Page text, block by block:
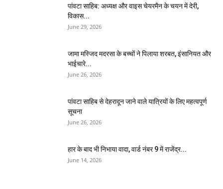
पांवटा साहिब: अध्यक्ष और वाइस चेयरमैन के चयन में देरी,
विकास...
June 29, 2026
जामा मस्जिद मदरसा के बच्चों ने पिलाया शरबत, इंसानियत और
भाईचारे...
June 26, 2026
पांवटा साहिब से देहरादून जाने वाले यात्रियों के लिए महत्वपूर्ण
सूचना
June 26, 2026
हार के बाद भी निभाया वादा, वार्ड नंबर 9 में राजेंद्र...
June 14, 2026